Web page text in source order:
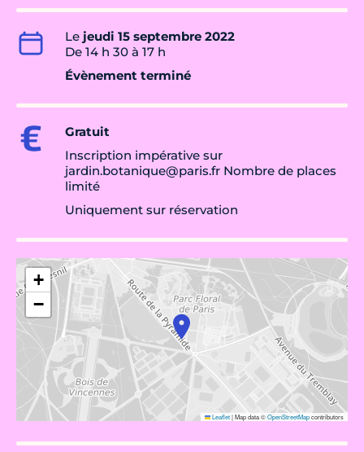
Le jeudi 15 septembre 2022
De 14 h 30 à 17 h
Évènement terminé
Gratuit
Inscription impérative sur
jardin.botanique@paris.fr Nombre de places
limité
Uniquement sur réservation
+
−
Leaflet|Map data ©OpenStreetMapcontributors